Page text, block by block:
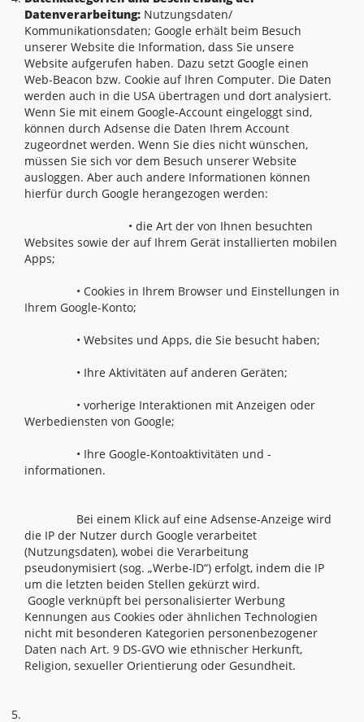
Datenverarbeitung: Nutzungsdaten/
Kommunikationsdaten; Google erhält beim Besuch
unserer Website die Information, dass Sie unsere
Website aufgerufen haben. Dazu setzt Google einen
Web-Beacon bzw. Cookie auf Ihren Computer. Die Daten
werden auch in die USA übertragen und dort analysiert.
Wenn Sie mit einem Google-Account eingeloggt sind,
können durch Adsense die Daten Ihrem Account
zugeordnet werden. Wenn Sie dies nicht wünschen,
müssen Sie sich vor dem Besuch unserer Website
ausloggen. Aber auch andere Informationen können
hierfür durch Google herangezogen werden:
• die Art der von Ihnen besuchten
Websites sowie der auf Ihrem Gerät installierten mobilen
Apps;
• Cookies in Ihrem Browser und Einstellungen in
Ihrem Google-Konto;
• Websites und Apps, die Sie besucht haben;
• Ihre Aktivitäten auf anderen Geräten;
• vorherige Interaktionen mit Anzeigen oder
Werbediensten von Google;
• Ihre Google-Kontoaktivitäten und -
informationen.
Bei einem Klick auf eine Adsense-Anzeige wird
die IP der Nutzer durch Google verarbeitet
(Nutzungsdaten), wobei die Verarbeitung
pseudonymisiert (sog. „Werbe-ID“) erfolgt, indem die IP
um die letzten beiden Stellen gekürzt wird.
Google verknüpft bei personalisierter Werbung
Kennungen aus Cookies oder ähnlichen Technologien
nicht mit besonderen Kategorien personenbezogener
Daten nach Art. 9 DS-GVO wie ethnischer Herkunft,
Religion, sexueller Orientierung oder Gesundheit.